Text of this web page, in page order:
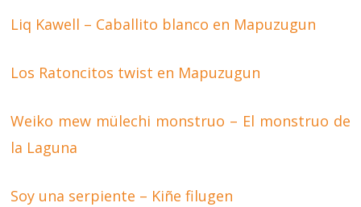
Liq Kawell – Caballito blanco en Mapuzugun
Los Ratoncitos twist en Mapuzugun
Weiko mew mülechi monstruo – El monstruo de
la Laguna
Soy una serpiente – Kiñe filugen